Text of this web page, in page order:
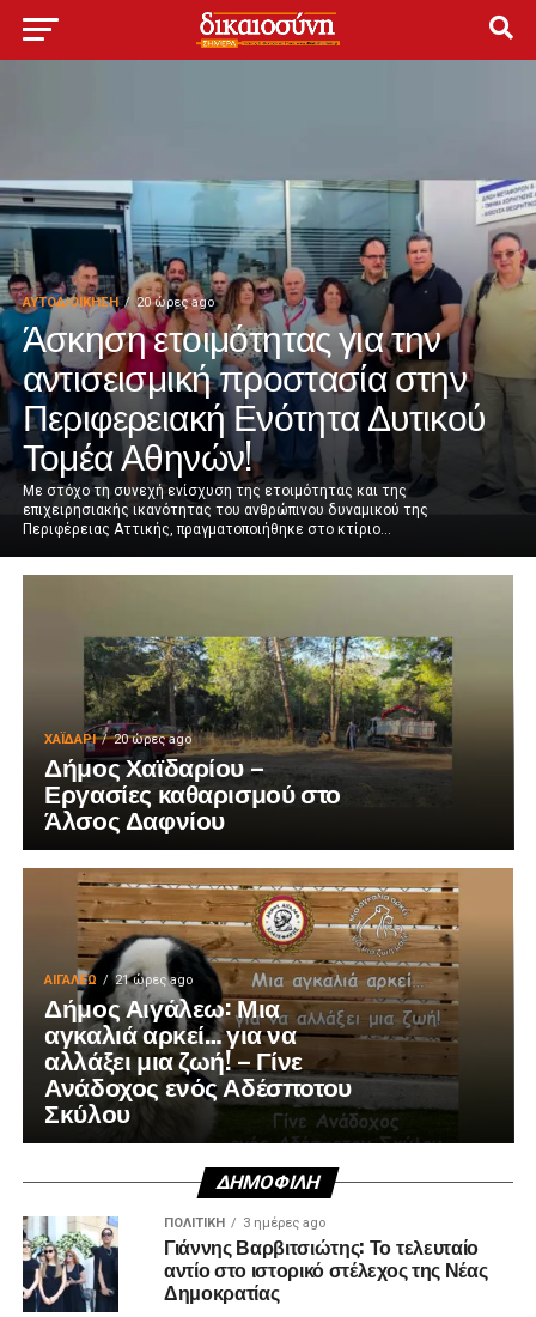
ΑΥΤΟΔΙΟΊΚΗΣΗ 20 ώρες ago
Άσκηση ετοιμότητας για την
αντισεισμική προστασία στην
Περιφερειακή Ενότητα Δυτικού
Τομέα Αθηνών!
Με στόχο τη συνεχή ενίσχυση της ετοιμότητας και της
επιχειρησιακής ικανότητας του ανθρώπινου δυναμικού της
Περιφέρειας Αττικής, πραγματοποιήθηκε στο κτίριο...
ΧΑΪΔΑΡΙ 20 ώρες ago
Δήμος Χαϊδαρίου –
Εργασίες καθαρισμού στο
Άλσος Δαφνίου
ΑΙΓΑΛΕΩ 21 ώρες ago
Δήμος Αιγάλεω: Μια
αγκαλιά αρκεί… για να
αλλάξει μια ζωή! – Γίνε
Ανάδοχος ενός Αδέσποτου
Σκύλου
ΔΗΜΟΦΙΛΉ
ΠΟΛΙΤΙΚΉ 3 ημέρες ago
Γιάννης Βαρβιτσιώτης: Το τελευταίο
αντίο στο ιστορικό στέλεχος της Νέας
Δημοκρατίας